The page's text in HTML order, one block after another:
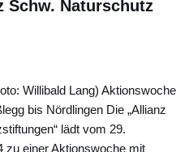
Schw. Naturschutz
Willibald Lang) Aktionswoche
bis Nördlingen Die „Allianz
lädt vom 29.
zu einer Aktionswoche mit